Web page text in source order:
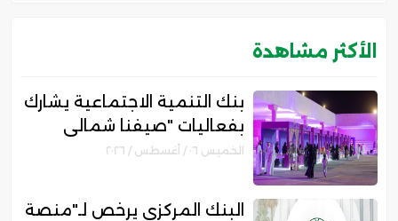
الأكثر مشاهدة
بنك التنمية الاجتماعية يشارك
بفعاليات "صيفنا شمالي
2026" لتمكين رواد الأعمالالخميس ٠٦ / أغسطس / ٢٠٢٦
البنك المركزي يرخص لـ"منصة